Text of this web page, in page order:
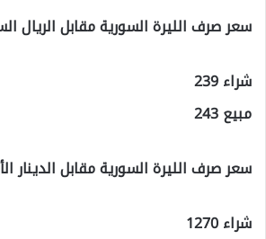
سعر صرف الليرة السورية مقابل الريال
شراء 239
مبيع 243
سعر صرف الليرة السورية مقابل الدينار
شراء 1270